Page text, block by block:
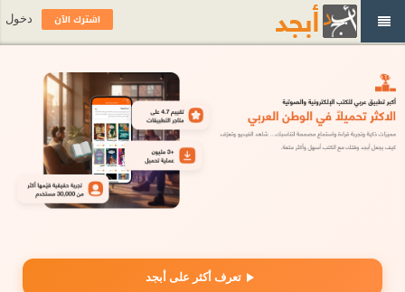
تعرف أكثر على أبجد
اشترك الآن دخول